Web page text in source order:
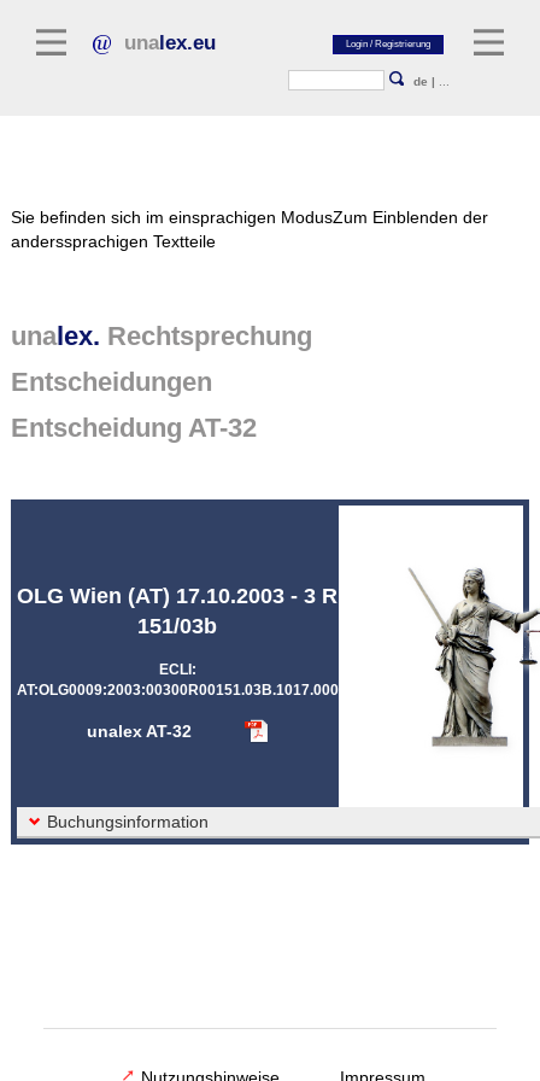
unalex.eu
de |
Normtexte
Rechtsprechung
Sie befinden sich im einsprachigen ModusZum Einblenden der
anderssprachigen Textteile
unalex. Rechtsprechung
Entscheidungen
Entscheidung AT-32
OLG Wien (AT) 17.10.2003 - 3 R
151/03b
ECLI:
AT:OLG0009:2003:00300R00151.03B.1017.000
unalex AT-32
Buchungsinformation
Nutzungshinweise Impressum